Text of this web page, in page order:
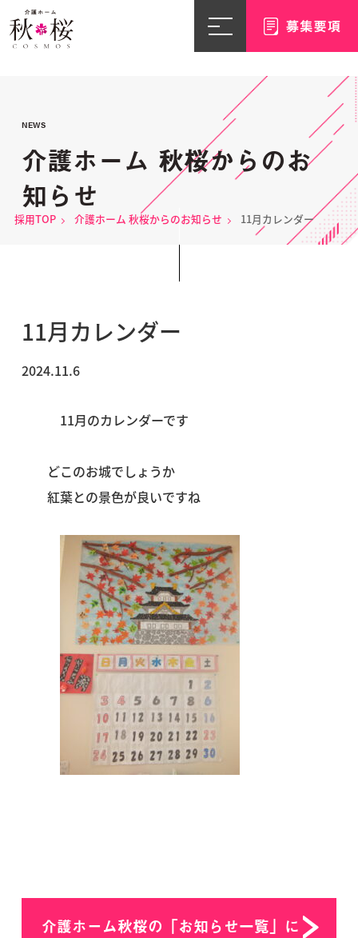
NEWS
介護ホーム 秋桜からのお
知らせ
採用TOP 介護ホーム 秋桜からのお知らせ 11月カレンダー
11月カレンダー
2024.11.6
11月のカレンダーです
どこのお城でしょうか
紅葉との景色が良いですね
介護ホーム秋桜の「お知らせ一覧」に